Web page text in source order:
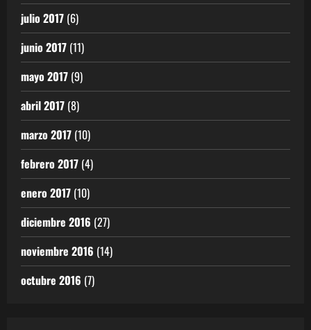
julio 2017 (6)
junio 2017 (11)
mayo 2017 (9)
abril 2017 (8)
marzo 2017 (10)
febrero 2017 (4)
enero 2017 (10)
diciembre 2016 (27)
noviembre 2016 (14)
octubre 2016 (7)